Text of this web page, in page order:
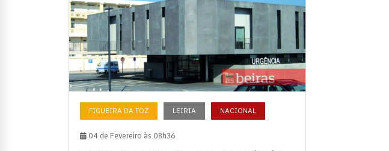
FIGUEIRA DA FOZ LEIRIA NACIONAL
04 de Fevereiro às 08h36